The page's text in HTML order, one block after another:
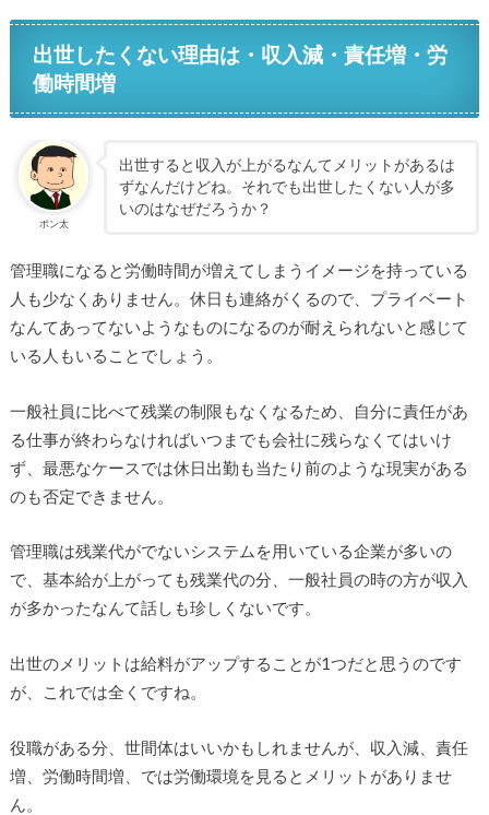
出世したくない理由は・収入減・責任増・労
働時間増
ポン太
出世すると収入が上がるなんてメリットがあるは
ずなんだけどね。それでも出世したくない人が多
いのはなぜだろうか？
管理職になると労働時間が増えてしまうイメージを持っている
人も少なくありません。休日も連絡がくるので、プライベート
なんてあってないようなものになるのが耐えられないと感じて
いる人もいることでしょう。
一般社員に比べて残業の制限もなくなるため、自分に責任があ
る仕事が終わらなければいつまでも会社に残らなくてはいけ
ず、最悪なケースでは休日出勤も当たり前のような現実がある
のも否定できません。
管理職は残業代がでないシステムを用いている企業が多いの
で、基本給が上がっても残業代の分、一般社員の時の方が収入
が多かったなんて話しも珍しくないです。
出世のメリットは給料がアップすることが1つだと思うのです
が、これでは全くですね。
役職がある分、世間体はいいかもしれませんが、収入減、責任
増、労働時間増、では労働環境を見るとメリットがありませ
ん。